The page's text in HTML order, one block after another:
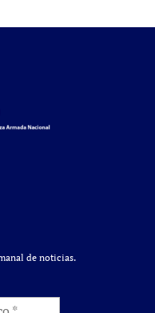
de noticias.